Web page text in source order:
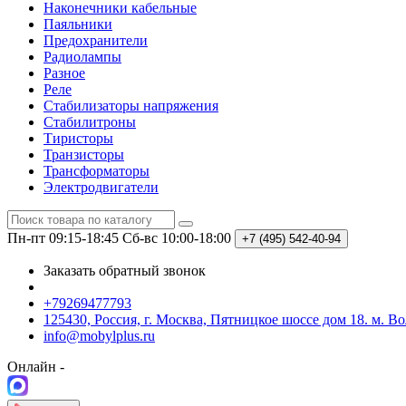
Наконечники кабельные
Паяльники
Предохранители
Радиолампы
Разное
Реле
Стабилизаторы напряжения
Стабилитроны
Тиристоры
Транзисторы
Трансформаторы
Электродвигатели
Пн-пт 09:15-18:45 Сб-вс 10:00-18:00 +7 (495) 542-40-94
Заказать обратный звонок
+79269477793
125430, Россия, г. Москва, Пятницкое шоссе дом 18. м.
info@mobylplus.ru
Онлайн -